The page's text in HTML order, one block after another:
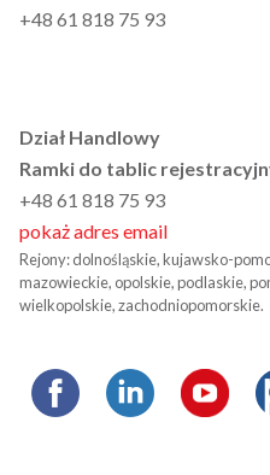
+48 61 818 75 93
Dział Handlowy
Ramki do tablic
+48 61 818 75 93
pokaż adres email
Rejony: dolnośląskie, kujawsko-
mazowieckie, opolskie, podlaskie,
wielkopolskie, zachodniopomorskie.